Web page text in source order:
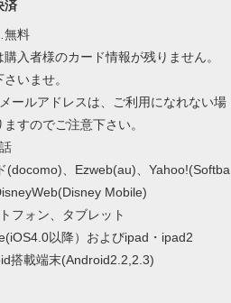
済
料
購入者様のカード情報が残りません。
いませ。
ールアドレスは、ご利用になれない場
すのでご注意下さい。
(docomo)、Ezweb(au)、Yahoo!(Softba
Mobile)
フォン、タブレット
以降）およびipad・ipad2
搭載端末(Android2.2,2.3)